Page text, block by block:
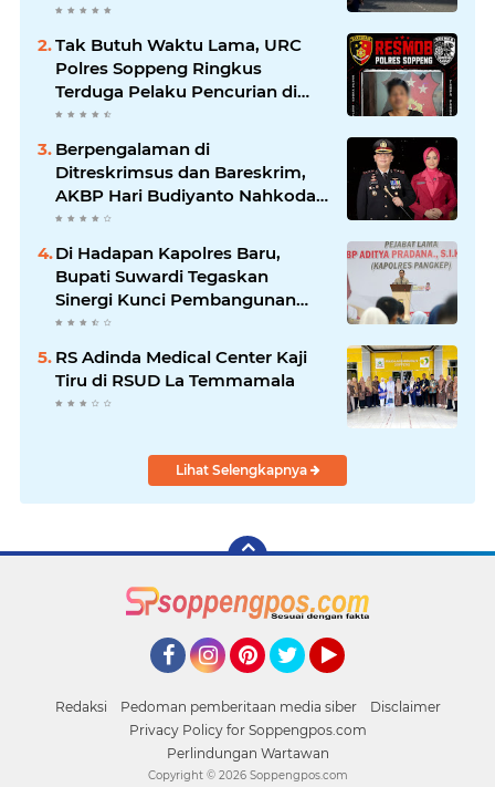
Tak Butuh Waktu Lama, URC
Polres Soppeng Ringkus
Terduga Pelaku Pencurian di
Liliriaja
Berpengalaman di
Ditreskrimsus dan Bareskrim,
AKBP Hari Budiyanto Nahkodai
Polres Soppeng
Di Hadapan Kapolres Baru,
Bupati Suwardi Tegaskan
Sinergi Kunci Pembangunan
Soppeng
RS Adinda Medical Center Kaji
Tiru di RSUD La Temmamala
Lihat Selengkapnya
Redaksi Pedoman pemberitaan media siber
Disclaimer
Privacy Policy for Soppengpos.com
Perlindungan Wartawan
Copyright © 2026 Soppengpos.com